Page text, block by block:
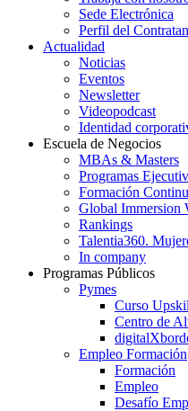
Sede Electrónica
Perfil del
Actualidad
Noticias
Eventos
Newsletter
Videopodcast
Identidad
Escuela de Negocios
MBAs & Masters
Programas
Formación
Global Immersion
Rankings
Talentia360.
In company
Programas Públicos
Pymes
Curso
Centro de
Empleo Formación
Formación
Empleo
Desafío